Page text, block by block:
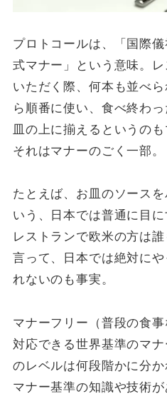
プロトコールは、「国際
式マナー」という意味。
いただく際、何本も並べ
ら順番に使い、食べ終わ
皿の上に揃えるというの
それはマナーのごく一部。
たとえば、お皿のソース
いう、日本では普通に目
レストランで欧米の方は
言って、日本では絶対に
れないのも事実。
マナーフリー（普段の食
対応できる世界基準のマ
のレベルは何段階かに分
マナー基準の知識や技術